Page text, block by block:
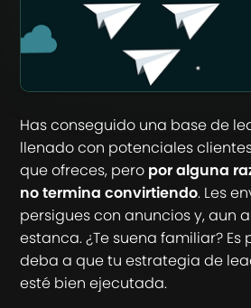
Has conseguido una base de
llenado con potenciales
que ofreces, pero por alguna
no termina convirtiendo. Les
persigues con anuncios y, aun
estanca. ¿Te suena familiar?
deba a que tu estrategia de
esté bien ejecutada.